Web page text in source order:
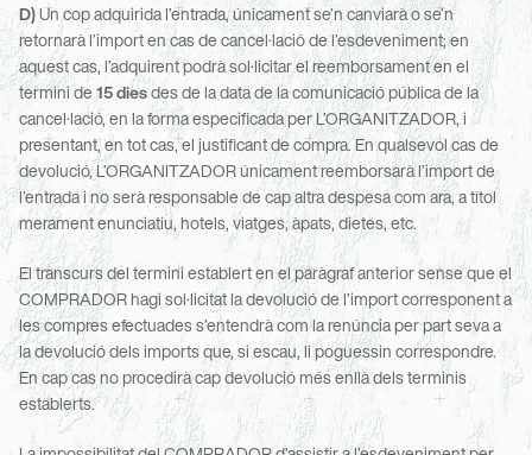
D) Un cop adquirida l’entrada, únicament se’n canviarà o se’n
retornarà l’import en cas de cancel·lació de l’esdeveniment; en
aquest cas, l’adquirent podrà sol·licitar el reemborsament en el
termini de 15 dies des de la data de la comunicació pública de la
cancel·lació, en la forma especificada per L’ORGANITZADOR, i
presentant, en tot cas, el justificant de compra. En qualsevol cas de
devolució, L’ORGANITZADOR únicament reemborsarà l’import de
l’entrada i no serà responsable de cap altra despesa com ara, a títol
merament enunciatiu, hotels, viatges, àpats, dietes, etc.
El transcurs del termini establert en el paràgraf anterior sense que el
COMPRADOR hagi sol·licitat la devolució de l’import corresponent a
les compres efectuades s’entendrà com la renúncia per part seva a
la devolució dels imports que, si escau, li poguessin correspondre.
En cap cas no procedirà cap devolució més enllà dels terminis
establerts.